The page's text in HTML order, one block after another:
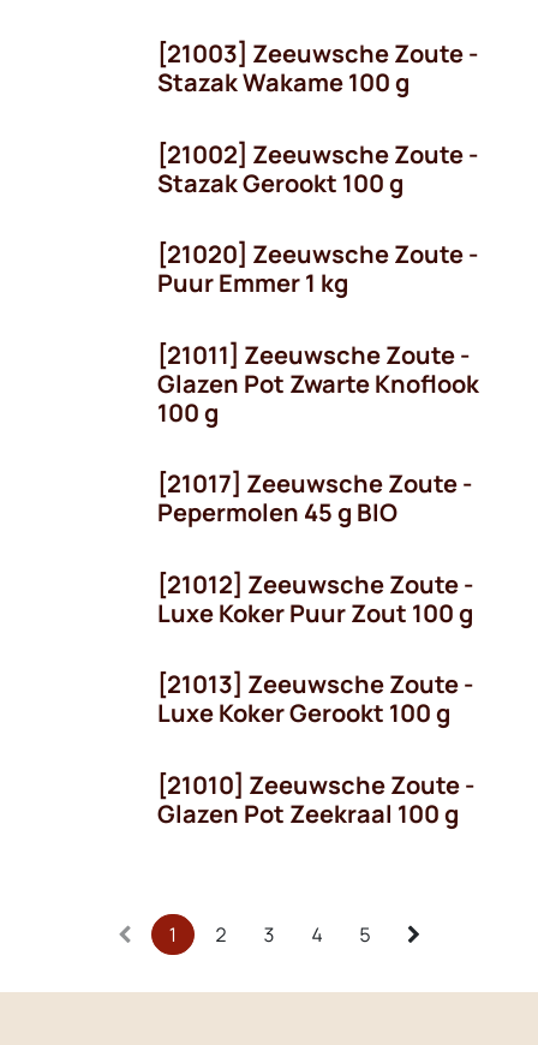
[21003] Zeeuwsche Zoute -
Stazak Wakame 100 g
[21002] Zeeuwsche Zoute -
Stazak Gerookt 100 g
[21020] Zeeuwsche Zoute -
Puur Emmer 1 kg
[21011] Zeeuwsche Zoute -
Glazen Pot Zwarte Knoflook
100 g
[21017] Zeeuwsche Zoute -
Pepermolen 45 g BIO
[21012] Zeeuwsche Zoute -
Luxe Koker Puur Zout 100 g
[21013] Zeeuwsche Zoute -
Luxe Koker Gerookt 100 g
[21010] Zeeuwsche Zoute -
Glazen Pot Zeekraal 100 g
1 2 3 4 5